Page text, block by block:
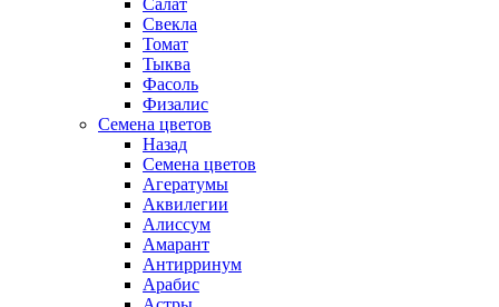
Салат
Свекла
Томат
Тыква
Фасоль
Физалис
Семена цветов
Назад
Семена цветов
Агератумы
Аквилегии
Алиссум
Амарант
Антирринум
Арабис